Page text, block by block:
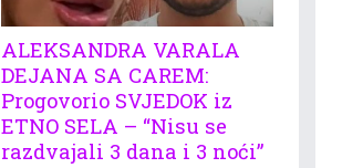
ALEKSANDRA VARALA
DEJANA SA CAREM:
Progovorio SVJEDOK iz
ETNO SELA – “Nisu se
razdvajali 3 dana i 3 noći”